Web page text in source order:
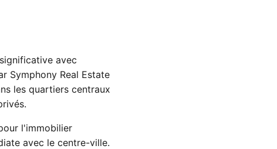
avec
Symphony Real Estate
les quartiers centraux
l'immobilier
avec le centre-ville.